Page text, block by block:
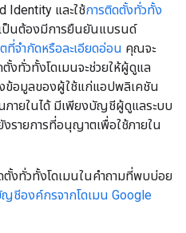
Identity และใช้การติดตั้งทั่วทั้ง
ป็นต้องมีการยืนยันแบรนด์
ที่จำกัดหรือละเอียดอ่อน คุณจะ
งทั่วทั้งโดเมนจะช่วยให้ผู้ดูแล
งข้อมูลของผู้ใช้แก่แอปพลิเคชัน
ายในได้ มีเพียงบัญชีผู้ดูแลระบบ
รายการที่อนุญาตเพื่อใช้ภายใน
งทั่วทั้งโดเมนในคำถามที่พบบ่อย
องค์กรจากโดเมน Google